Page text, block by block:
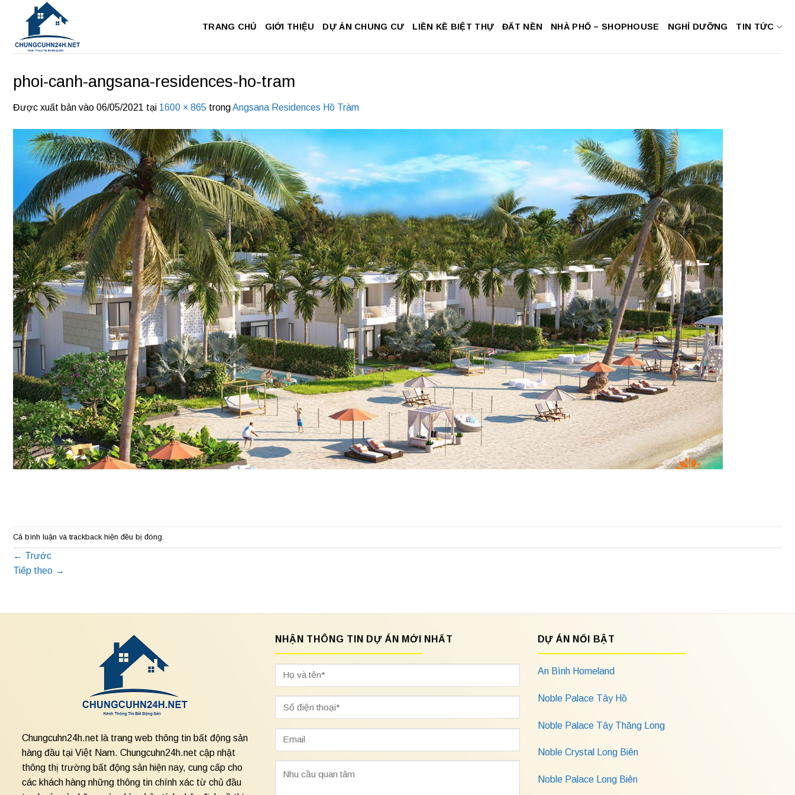
dung
TRANG CHỦ GIỚI THIỆU DỰ ÁN CHUNG CƯ LIỀN KỀ BIỆT THỰ ĐẤT NỀN NHÀ PHỐ – SHOPHOUSE NGHỈ DƯỠNG TIN TỨC
phoi-canh-angsana-residences-ho-tram
Được xuất bản vào 06/05/2021 tại 1600 × 865 trongAngsana Residences Hồ Tràm
Cả bình luận và trackback hiện đều bị đóng.
← Trước
Tiếp theo →
Chungcuhn24h.net là trang web thông tin bất động sản
hàng đầu tại Việt Nam. Chungcuhn24h.net cập nhật
thông thị trường bất động sản hiện nay, cung cấp cho
các khách hàng những thông tin chính xác từ chủ đầu
NHẬN THÔNG TIN DỰ ÁN MỚI NHẤT DỰ ÁN NỔI BẬT
An Bình Homeland
Noble Palace Tây Hồ
Noble Palace Tây Thăng Long
Noble Crystal Long Biên
Noble Palace Long Biên